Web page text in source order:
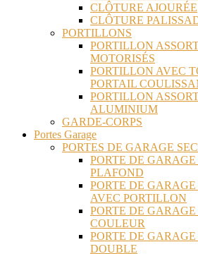
CLÔTURE AJOURÉE
CLÔTURE
PORTILLONS
PORTILLON
MOTORISÉS
PORTILLON AVEC
PORTAIL
PORTILLON
ALUMINIUM
GARDE-CORPS
Portes Garage
PORTES DE GARAGE
PORTE DE
PLAFOND
PORTE DE
AVEC PORTILLON
PORTE DE
COULEUR
PORTE DE
DOUBLE